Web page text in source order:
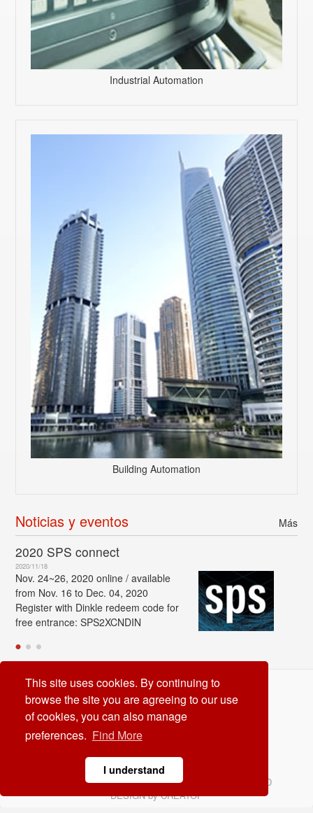
This site uses cookies. By continuing to
browse the site you are agreeing to our use
of cookies, you can also manage
preferences. Find More
I understand
Industrial Automation
Building Automation
Noticias y eventos Más
2020 SPS connect
2020/11/18
Nov. 24~26, 2020 online / available
from Nov. 16 to Dec. 04, 2020
Register with Dinkle redeem code for
free entrance: SPS2XCNDIN
Dinkle International Co. Ltd
TEL:+886-2-8069-9000
Correo electrónico:service@dinkle.com
© Dinkle International Co. Ltd. ALL RIGHTS RESERVED
DESIGN byCREATOP